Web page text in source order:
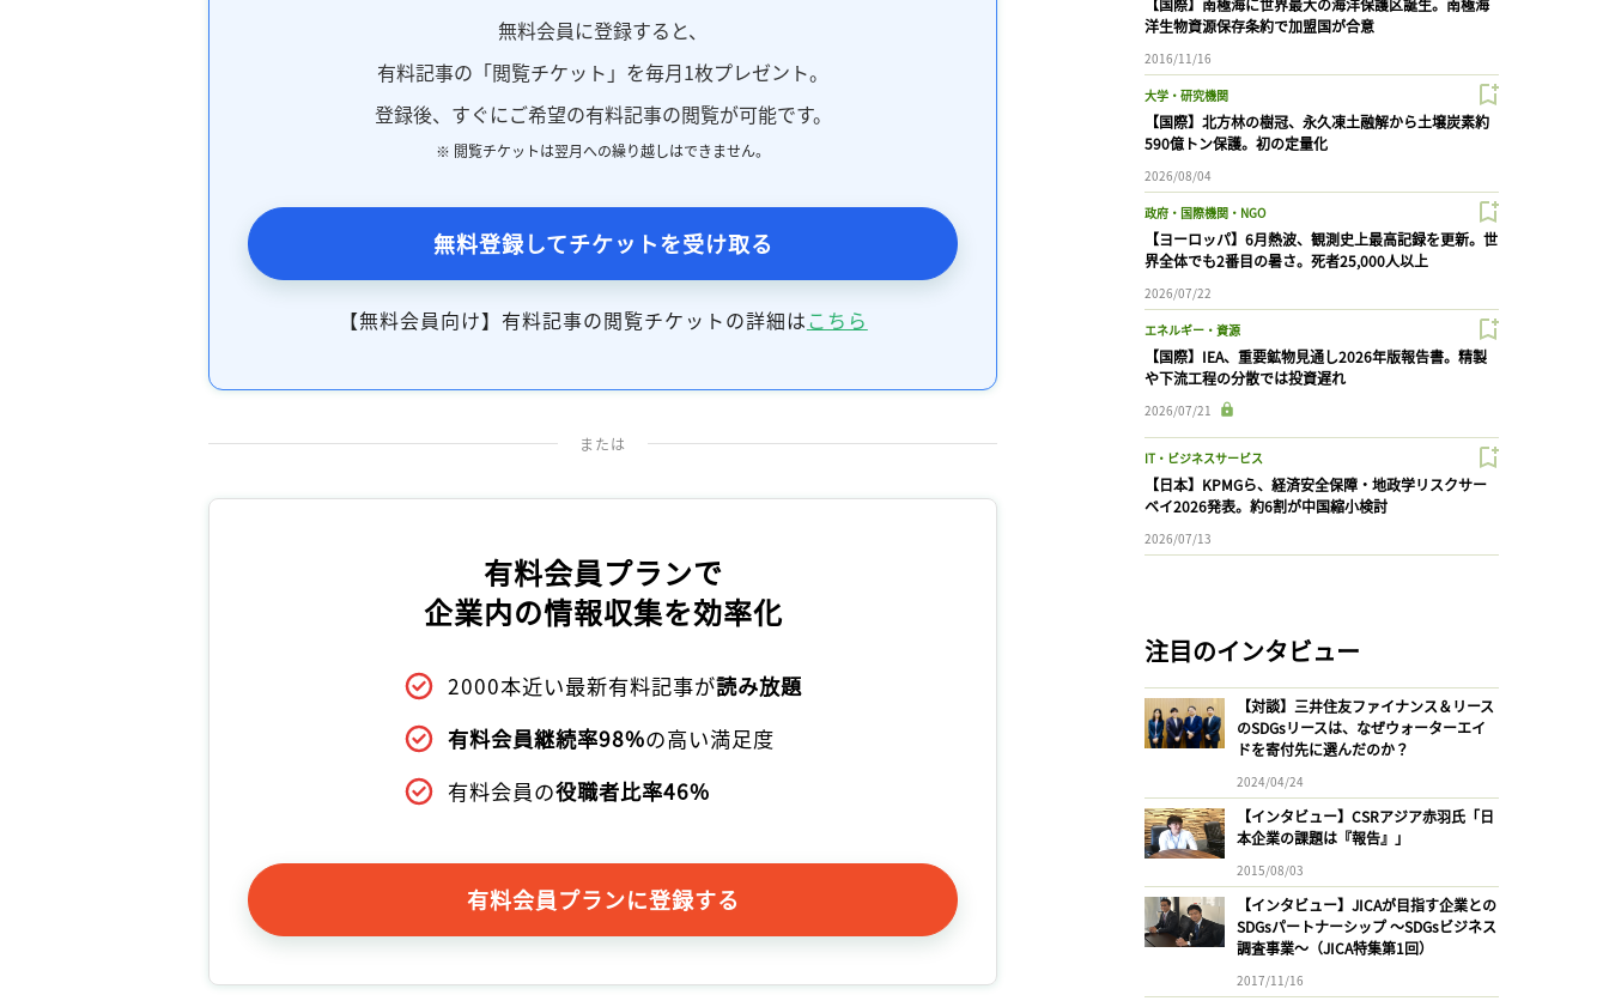
無料会員に登録すると、
有料記事の「閲覧チケット」を毎月1枚プレゼント。
登録後、すぐにご希望の有料記事の閲覧が可能です。
※ 閲覧チケットは翌月への繰り越しはできません。
無料登録してチケットを受け取る
【無料会員向け】有料記事の閲覧チケットの詳細はこちら
または
有料会員プランで
企業内の情報収集を効率化
2000本近い最新有料記事が読み放題
有料会員継続率98%の高い満足度
有料会員の役職者比率46%
有料会員プランに登録する
【国際】南極海に世界最大の海洋保護区誕生。南極海
洋生物資源保存条約で加盟国が合意
2016/11/16
大学・研究機関
【国際】北方林の樹冠、永久凍土融解から土壌炭素約
590億トン保護。初の定量化
2026/08/04
政府・国際機関・NGO
【ヨーロッパ】6月熱波、観測史上最高記録を更新。世
界全体でも2番目の暑さ。死者25,000人以上
2026/07/22
エネルギー・資源
【国際】IEA、重要鉱物見通し2026年版報告書。精製
や下流工程の分散では投資遅れ
2026/07/21
IT・ビジネスサービス
【日本】KPMGら、経済安全保障・地政学リスクサー
ベイ2026発表。約6割が中国縮小検討
2026/07/13
注目のインタビュー
【対談】三井住友ファイナンス＆リース
のSDGsリースは、なぜウォーターエイ
ドを寄付先に選んだのか？
2024/04/24
【インタビュー】CSRアジア赤羽氏「日
本企業の課題は『報告』」
2015/08/03
【インタビュー】JICAが目指す企業との
SDGsパートナーシップ 〜SDGsビジネス
調査事業〜（JICA特集第1回）
2017/11/16
記事をお気に入りに保存するには
ログイン 会員登録